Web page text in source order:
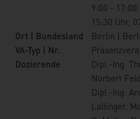
9:00 -
15:30 Uhr,
Ort | Bundesland
Berlin |
VA-Typ | Nr.
Dozierende
Dipl.-Ing.
Norbert
Dipl.-Ing.
Lallinger,